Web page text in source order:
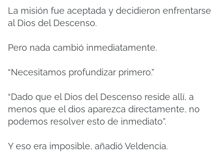
La misión fue aceptada y decidieron enfrentarse
al Dios del Descenso.
Pero nada cambió inmediatamente.
“Necesitamos profundizar primero.”
“Dado que el Dios del Descenso reside allí, a
menos que el dios aparezca directamente, no
podemos resolver esto de inmediato”.
Y eso era imposible, añadió Veldencia.